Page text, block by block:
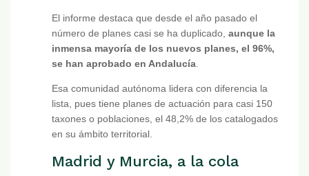
El informe destaca que desde el año pasado el
número de planes casi se ha duplicado, aunque la
inmensa mayoría de los nuevos planes, el 96%,
se han aprobado en Andalucía.
Esa comunidad autónoma lidera con diferencia la
lista, pues tiene planes de actuación para casi 150
taxones o poblaciones, el 48,2% de los catalogados
en su ámbito territorial.
Madrid y Murcia, a la cola